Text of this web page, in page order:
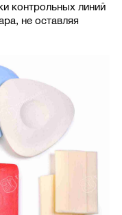
контрольных линий
не оставляя